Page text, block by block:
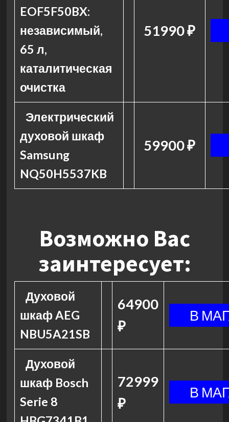
EOF5F50BX:
независимый,
65 л,
каталитическая
очистка
51990 ₽
Электрический
духовой шкаф
Samsung
NQ50H5537KB
59900 ₽
Возможно Вас
заинтересует:
Духовой
шкаф AEG
NBU5A21SB
64900
₽
Духовой
шкаф Bosch
Serie 8
72999
₽